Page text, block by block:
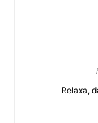
Relaxa,